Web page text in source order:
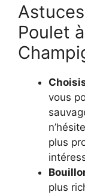
Poulet
vous
plus
plus